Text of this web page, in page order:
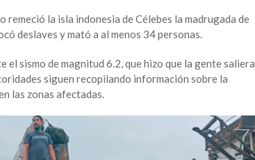
la isla indonesia de Célebes la madrugada de
deslaves y mató a al menos 34 personas.
sismo de magnitud 6.2, que hizo que la gente saliera
siguen recopilando información sobre la
las zonas afectadas.